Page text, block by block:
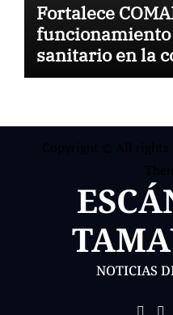
Fortalece
sanitario en la
Hermosa
NOTICIAS